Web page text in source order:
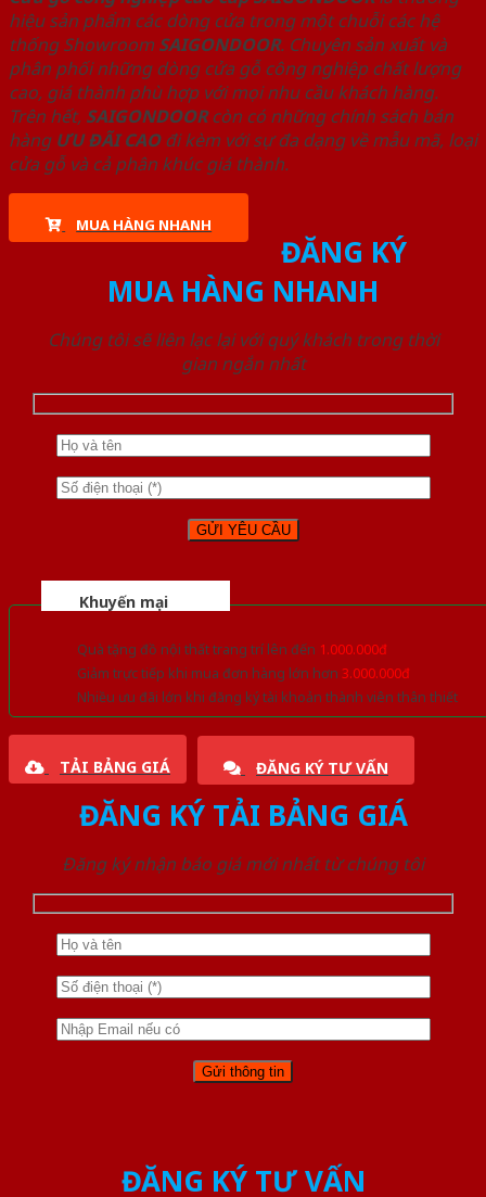
hiệu sản phẩm các dòng cửa trong một chuỗi các hệ
thống Showroom SAIGONDOOR. Chuyên sản xuất và
phân phối những dòng cửa gỗ công nghiệp chất lượng
cao, giá thành phù hợp với mọi nhu cầu khách hàng.
Trên hết, SAIGONDOORcòn có những chính sách bán
hàng ƯU ĐÃI CAOđi kèm với sự đa dạng về mẫu mã, loại
cửa gỗ và cả phân khúc giá thành.
MUA HÀNG NHANH
ĐĂNG KÝ
MUA HÀNG NHANH
Chúng tôi sẽ liên lạc lại với quý khách trong thời
gian ngắn nhất
Khuyến mại
Quà tặng đồ nội thất trang trí lên đến 1.000.000đ
Giảm trực tiếp khi mua đơn hàng lớn hơn 3.000.000đ
Nhiều ưu đãi lớn khi đăng ký tài khoản thành viên thân thiết
TẢI BẢNG GIÁ ĐĂNG KÝ TƯ VẤN
ĐĂNG KÝ TẢI BẢNG GIÁ
Đăng ký nhận báo giá mới nhất từ chúng tôi
ĐĂNG KÝ TƯ VẤN